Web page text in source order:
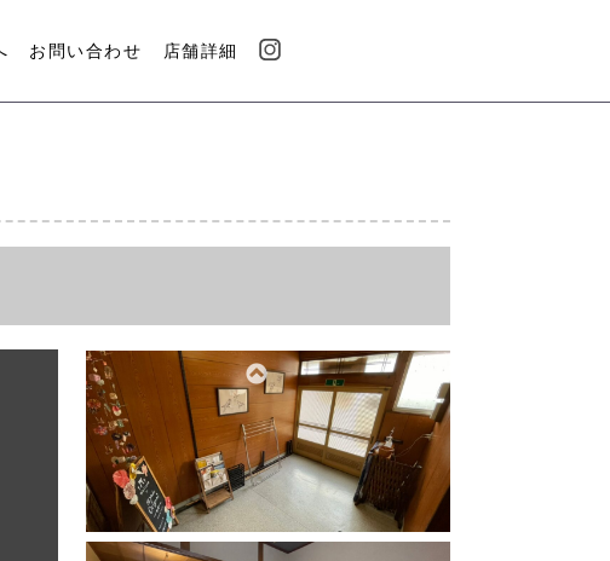
お問い合わせ 店舗詳細